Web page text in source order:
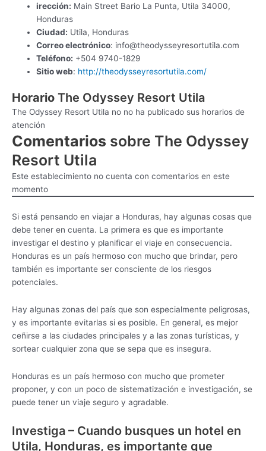
irección: Main Street Bario La Punta, Utila 34000,
Honduras
Ciudad: Utila, Honduras
Correo electrónico: info@theodysseyresortutila.com
Teléfono: +504 9740-1829
Sitio web: http://theodysseyresortutila.com/
Horario The Odyssey Resort Utila
The Odyssey Resort Utila no no ha publicado sus horarios de
atención
Comentarios sobre The Odyssey
Resort Utila
Este establecimiento no cuenta con comentarios en este
momento
Si está pensando en viajar a Honduras, hay algunas cosas que
debe tener en cuenta. La primera es que es importante
investigar el destino y planificar el viaje en consecuencia.
Honduras es un país hermoso con mucho que brindar, pero
también es importante ser consciente de los riesgos
potenciales.
Hay algunas zonas del país que son especialmente peligrosas,
y es importante evitarlas si es posible. En general, es mejor
ceñirse a las ciudades principales y a las zonas turísticas, y
sortear cualquier zona que se sepa que es insegura.
Honduras es un país hermoso con mucho que prometer
proponer, y con un poco de sistematización e investigación, se
puede tener un viaje seguro y agradable.
Investiga – Cuando busques un hotel en
Utila, Honduras, es importante que